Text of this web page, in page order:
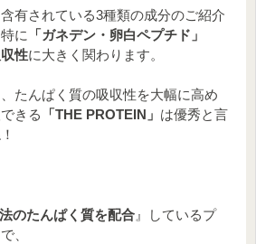
有されている3種類の成分のご紹介
に
「ガネデン・卵白ペプチド」
性に大きく関わります。
たんぱく質の吸収性を大幅に高め
きる
「THE PROTEIN」 は優秀と言
のたんぱく質を配合 』しているプ
、